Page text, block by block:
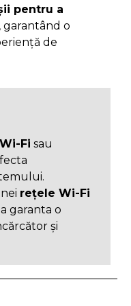
pentru a
, garantând o
de
Fi sau
rețele Wi-Fi
garanta o
și